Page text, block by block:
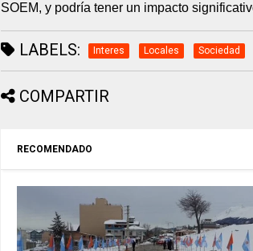
SOEM, y podría tener un impacto
LABELS: Interes Locales Sociedad
COMPARTIR
RECOMENDADO